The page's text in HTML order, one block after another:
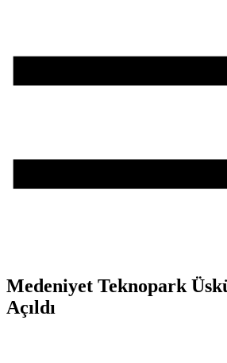
Medeniyet Teknopark
Açıldı